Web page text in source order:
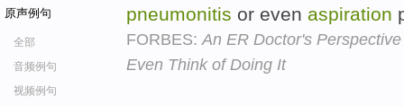
原声例句
全部
音频例句
视频例句
pneumonitis or even aspiration
FORBES:An ER Doctor's
Even Think of Doing It